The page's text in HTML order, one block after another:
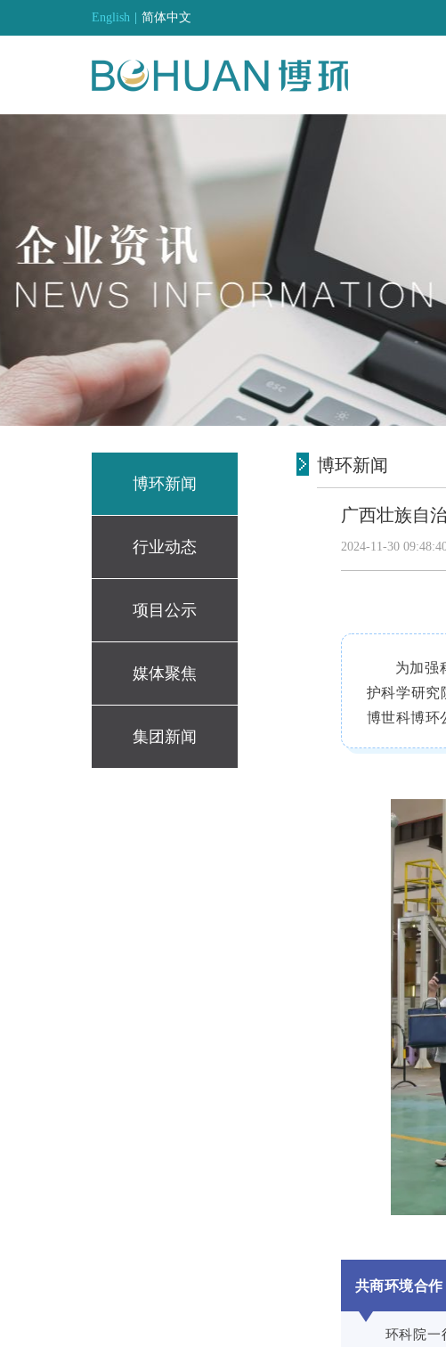
English 简体中文
博环新闻
行业动态
项目公示
媒体聚焦
集团新闻
博环新闻
广西壮族自
2024-11-30
为加强
护科学研究
博世科博环
共商环境合
环科院